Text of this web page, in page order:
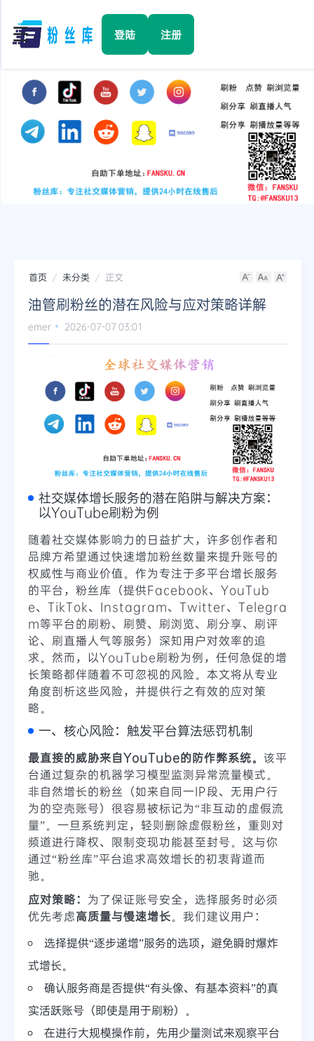
☰ 登陆 注册
Facebook
TikTok
YouTube
Twitter
Telegram
更多
首页 未分类 正文
油管刷粉丝的潜在风险与应对策略详解
emer 2026-07-07 03:01
社交媒体增长服务的潜在陷阱与解决方案：
以YouTube刷粉为例
随着社交媒体影响力的日益扩大，许多创作者和
品牌方希望通过快速增加粉丝数量来提升账号的
权威性与商业价值。作为专注于多平台增长服务
的平台，粉丝库（提供Facebook、YouTub
e、TikTok、Instagram、Twitter、Telegra
m等平台的刷粉、刷赞、刷浏览、刷分享、刷评
论、刷直播人气等服务）深知用户对效率的追
求。然而，以YouTube刷粉为例，任何急促的增
长策略都伴随着不可忽视的风险。本文将从专业
角度剖析这些风险，并提供行之有效的应对策
略。
一、核心风险：触发平台算法惩罚机制
最直接的威胁来自YouTube的防作弊系统。 该平
台通过复杂的机器学习模型监测异常流量模式。
非自然增长的粉丝（如来自同一IP段、无用户行
为的空壳账号）很容易被标记为“非互动的虚假流
量”。一旦系统判定，轻则删除虚假粉丝，重则对
频道进行降权、限制变现功能甚至封号。这与你
通过“粉丝库”平台追求高效增长的初衷背道而
驰。
应对策略： 为了保证账号安全，选择服务时必须
优先考虑高质量与慢速增长。我们建议用户：
选择提供“逐步递增”服务的选项，避免瞬时爆炸
式增长。
确认服务商是否提供“有头像、有基本资料”的真
实活跃账号（即使是用于刷粉）。
在进行大规模操作前，先用少量测试来观察平台